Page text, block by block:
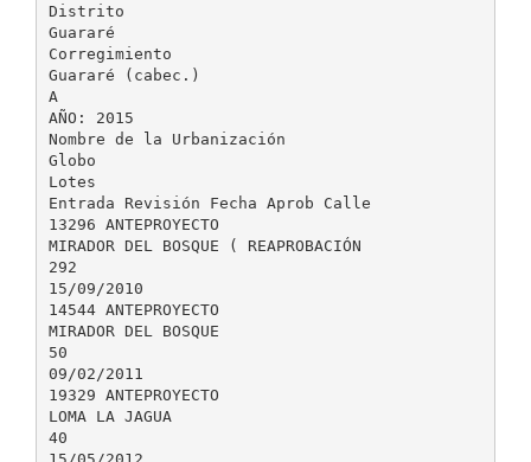
Distrito
Guararé
Corregimiento
Guararé (cabec.)
A
AÑO: 2015
Nombre de la Urbanización
Globo
Lotes
Entrada Revisión Fecha Aprob Calle
13296 ANTEPROYECTO
MIRADOR DEL BOSQUE ( REAPROBACIÓN
292
15/09/2010
14544 ANTEPROYECTO
MIRADOR DEL BOSQUE
50
09/02/2011
19329 ANTEPROYECTO
LOMA LA JAGUA
40
15/05/2012